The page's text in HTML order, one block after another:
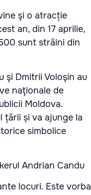
şi o atracție
an, din 17 aprilie,
sunt străini din
şi Dmitrii Voloşin au
naţionale de
Moldova.
și va ajunge la
simbolice
locuri. Este vorba